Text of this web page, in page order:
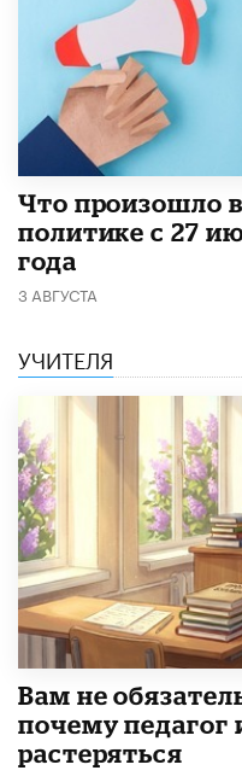
​Что произошло
политике с 27
года
3 АВГУСТА
УЧИТЕЛЯ
​Вам не
почему педагог
растеряться